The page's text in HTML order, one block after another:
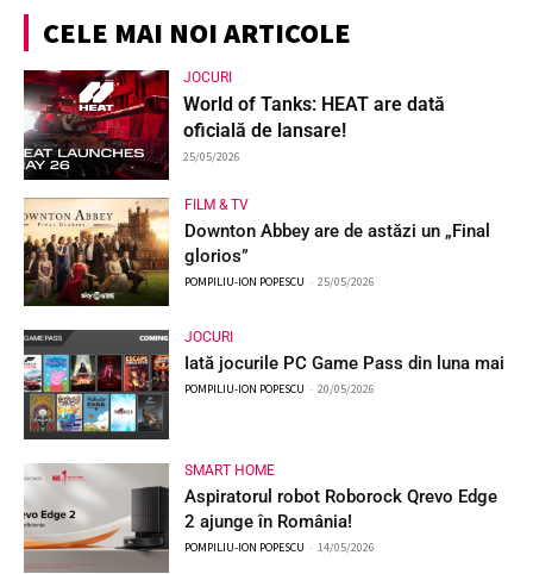
CELE MAI NOI ARTICOLE
JOCURI
World of Tanks: HEAT are dată
oficială de lansare!
25/05/2026
FILM & TV
Downton Abbey are de astăzi un „Final
glorios”
POMPILIU-ION POPESCU - 25/05/2026
JOCURI
Iată jocurile PC Game Pass din luna mai
POMPILIU-ION POPESCU - 20/05/2026
SMART HOME
Aspiratorul robot Roborock Qrevo Edge
2 ajunge în România!
POMPILIU-ION POPESCU - 14/05/2026